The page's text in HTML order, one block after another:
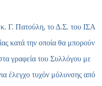
Γ. Πατούλη, το Δ.Σ. του ΙΣΑ
κατά την οποία θα μπορούν
γραφεία του Συλλόγου με
έλεγχο τυχόν μόλυνσης από